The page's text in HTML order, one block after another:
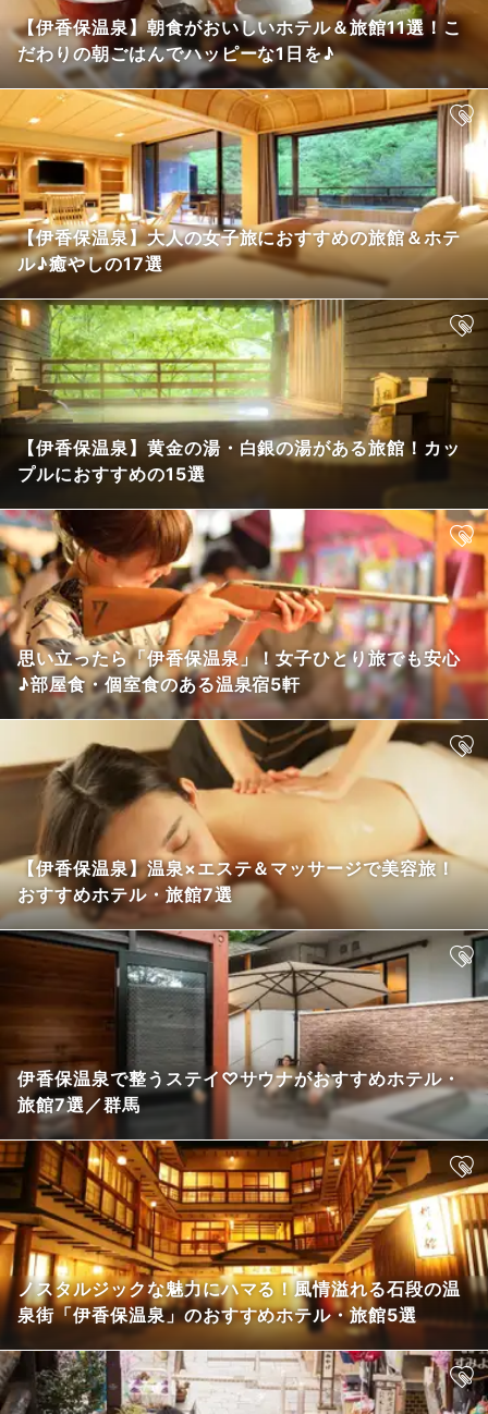
【伊香保温泉】朝食がおいしいホテル＆旅館11選！こ
だわりの朝ごはんでハッピーな1日を♪
【伊香保温泉】大人の女子旅におすすめの旅館＆ホテ
ル♪癒やしの17選
【伊香保温泉】黄金の湯・白銀の湯がある旅館！カッ
プルにおすすめの15選
思い立ったら「伊香保温泉」！女子ひとり旅でも安心
♪部屋食・個室食のある温泉宿5軒
【伊香保温泉】温泉×エステ＆マッサージで美容旅！
おすすめホテル・旅館7選
伊香保温泉で整うステイ♡サウナがおすすめホテル・
旅館7選／群馬
ノスタルジックな魅力にハマる！風情溢れる石段の温
泉街「伊香保温泉」のおすすめホテル・旅館5選